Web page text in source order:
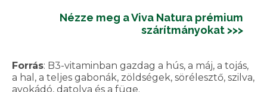
Nézze meg a Viva Natura prémium
szárítmányokat >>>
Forrás: B3-vitaminban gazdag a hús, a máj, a tojás,
a hal, a teljes gabonák, zöldségek, sörélesztő, szilva,
avokádó, datolya és a füge.